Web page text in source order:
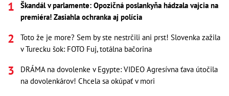
Škandál v parlamente: Opozičná poslankyňa hádzala vajcia na
premiéra! Zasiahla ochranka aj polícia
Toto že je more? Sem by ste nestrčili ani prst! Slovenka zažila
v Turecku šok: FOTO Fuj, totálna bačorina
DRÁMA na dovolenke v Egypte: VIDEO Agresívna ťava útočila
na dovolenkárov! Chcela sa okúpať v mori